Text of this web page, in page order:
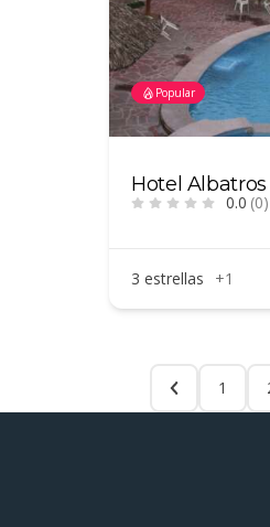
Popular
Hotel
0.0 (0)
3 estrellas +1
1